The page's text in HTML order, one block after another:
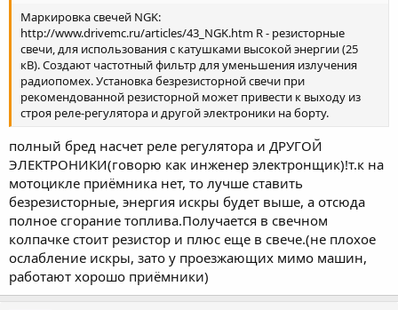
Маркировка свечей NGK:
http://www.drivemc.ru/articles/43_NGK.htm R - резисторные
свечи, для использования с катушками высокой энергии (25
кВ). Создают частотный фильтр для уменьшения излучения
радиопомех. Установка безрезисторной свечи при
рекомендованной резисторной может привести к выходу из
строя реле-регулятора и другой электроники на борту.
полный бред насчет реле регулятора и ДРУГОЙ
ЭЛЕКТРОНИКИ(говорю как инженер электронщик)!т.к на
мотоцикле приёмника нет, то лучше ставить
безрезисторные, энергия искры будет выше, а отсюда
полное сгорание топлива.Получается в свечном
колпачке стоит резистор и плюс еще в свече.(не плохое
ослабление искры, зато у проезжающих мимо машин,
работают хорошо приёмники)